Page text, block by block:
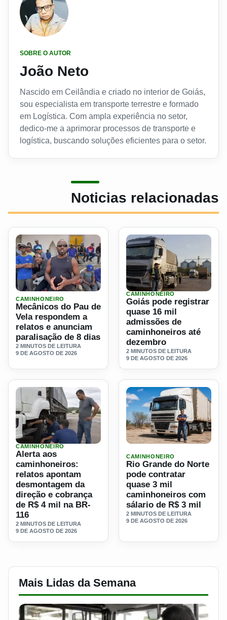
SOBRE O AUTOR
João Neto
Nascido em Ceilândia e criado no interior de Goiás,
sou especialista em transporte terrestre e formado
em Logística. Com ampla experiência no setor,
dedico-me a aprimorar processos de transporte e
logística, buscando soluções eficientes para o setor.
Noticias relacionadas
Ler materia: Mecânicos do Pau de Vela respondem a
CAMINHONEIRO
Mecânicos do Pau de
Vela respondem a
relatos e anunciam
paralisação de 8 dias
2 MINUTOS DE LEITURA
9 DE AGOSTO DE 2026
Ler materia: Goiás pode
CAMINHONEIRO
Goiás pode registrar
quase 16 mil
admissões de
caminhoneiros até
dezembro
2 MINUTOS DE LEITURA
9 DE AGOSTO DE 2026
Ler materia: Alerta aos caminhoneiros: relatos apontam
CAMINHONEIRO
Alerta aos
caminhoneiros:
relatos apontam
desmontagem da
direção e cobrança
de R$ 4 mil na BR-
116
2 MINUTOS DE LEITURA
9 DE AGOSTO DE 2026
CAMINHONEIRO
Rio Grande do Norte
pode contratar
quase 3 mil
caminhoneiros com
sálario de R$ 3 mil
2 MINUTOS DE LEITURA
9 DE AGOSTO DE 2026
Mais Lidas da Semana